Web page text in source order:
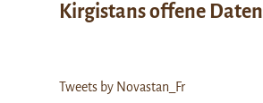
Kirgistans offene Daten
Tweets by Novastan_Fr